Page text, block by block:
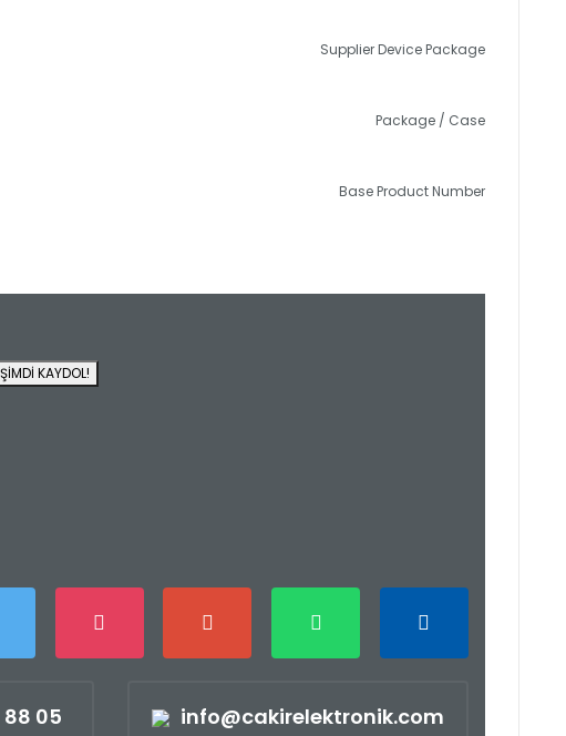
Supplier Device Package
Package / Case
Base Product Number
ŞİMDİ KAYDOL!
05 info@cakirelektronik.com